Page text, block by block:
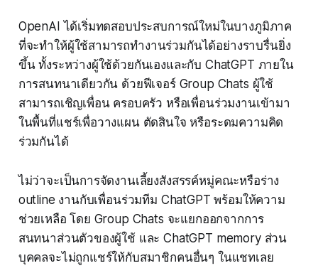
OpenAI ได้เริ่มทดสอบประสบการณ์ใหม่ในบางภูมิภาค
ที่จะทำให้ผู้ใช้สามารถทำงานร่วมกันได้อย่างราบรื่นยิ่ง
ขึ้น ทั้งระหว่างผู้ใช้ด้วยกันเองและกับ ChatGPT ภายใน
การสนทนาเดียวกัน ด้วยฟีเจอร์ Group Chats ผู้ใช้
สามารถเชิญเพื่อน ครอบครัว หรือเพื่อนร่วมงานเข้ามา
ในพื้นที่แชร์เพื่อวางแผน ตัดสินใจ หรือระดมความคิด
ร่วมกันได้
ไม่ว่าจะเป็นการจัดงานเลี้ยงสังสรรค์หมู่คณะหรือร่าง
outline งานกับเพื่อนร่วมทีม ChatGPT พร้อมให้ความ
ช่วยเหลือ โดย Group Chats จะแยกออกจากการ
สนทนาส่วนตัวของผู้ใช้ และ ChatGPT memory ส่วน
บุคคลจะไม่ถูกแชร์ให้กับสมาชิกคนอื่นๆ ในแชทเลย